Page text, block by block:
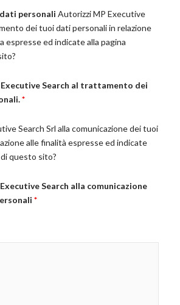
personali Autorizzi MP Executive
dei tuoi dati personali in relazione
espresse ed indicate alla pagina
Search al trattamento dei
*
Search Srl alla comunicazione dei tuoi
alle finalità espresse ed indicate
questo sito?
Search alla comunicazione
*